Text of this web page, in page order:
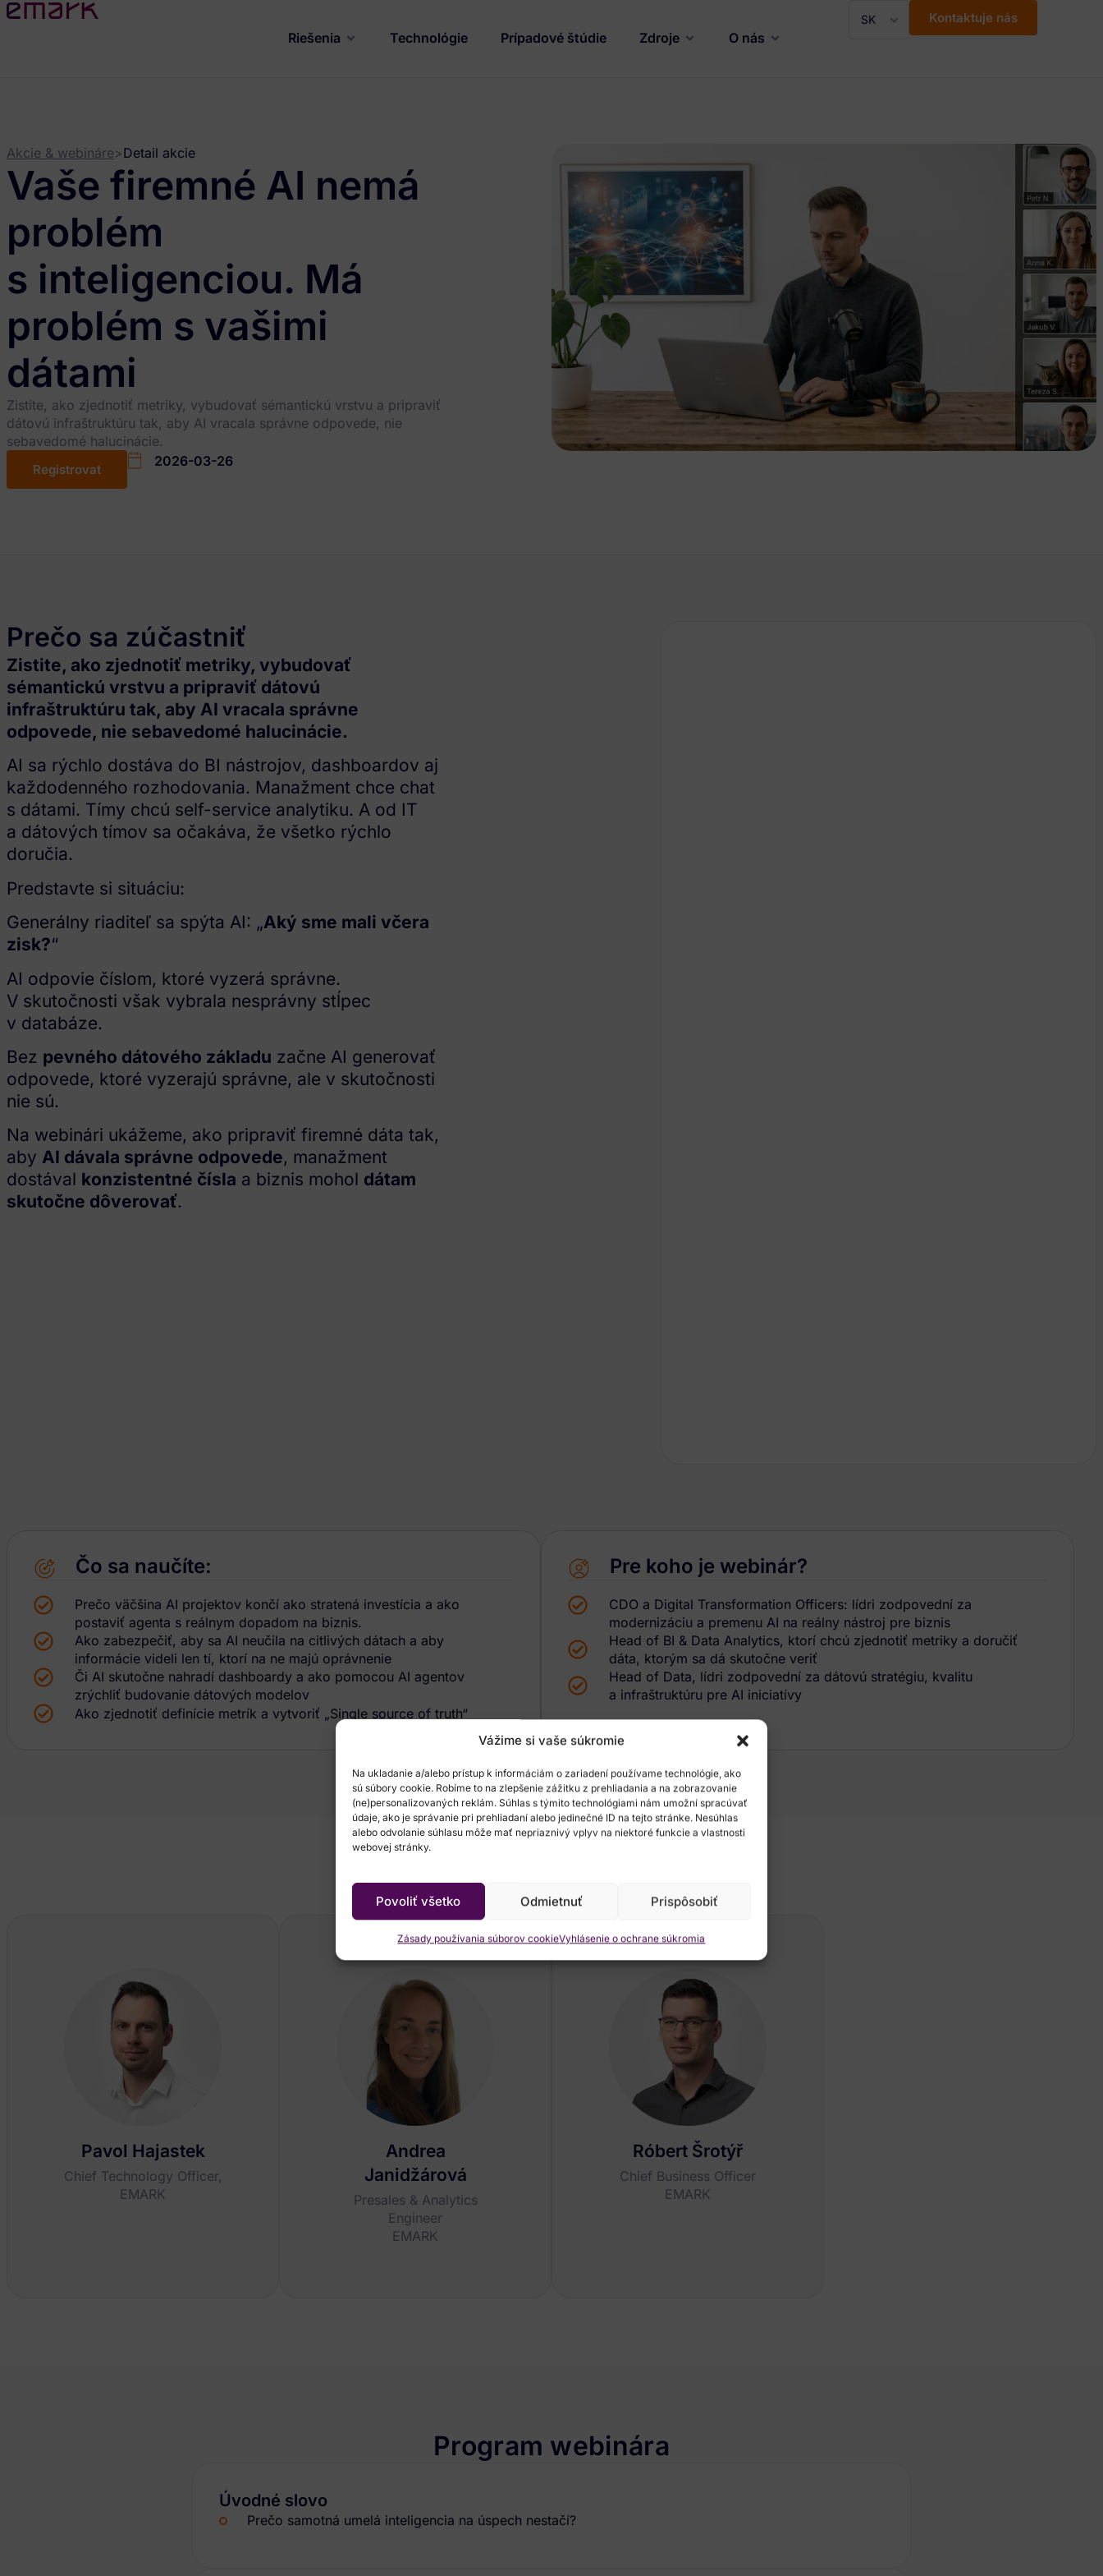
Vážime si vaše súkromie
Na ukladanie a/alebo prístup k informáciám o zariadení používame technológie, ako
sú súbory cookie. Robíme to na zlepšenie zážitku z prehliadania a na zobrazovanie
(ne)personalizovaných reklám. Súhlas s týmito technológiami nám umožní spracúvať
údaje, ako je správanie pri prehliadaní alebo jedinečné ID na tejto stránke. Nesúhlas
alebo odvolanie súhlasu môže mať nepriaznivý vplyv na niektoré funkcie a vlastnosti
webovej stránky.
Povoliť všetko Odmietnuť Prispôsobiť
Zásady používania súborov cookieVyhlásenie o ochrane súkromia
Riešenia Technológie Prípadové štúdie Zdroje O nás
SK Kontaktuje nás
Akcie & webináre>Detail akcie
Vaše firemné AI nemá
problém
s inteligenciou. Má
problém s vašimi
dátami
Zistite, ako zjednotiť metriky, vybudovať sémantickú vrstvu a pripraviť
dátovú infraštruktúru tak, aby AI vracala správne odpovede, nie
sebavedomé halucinácie.
Registrovat
2026-03-26
Prečo sa zúčastniť
Zistite, ako zjednotiť metriky, vybudovať
sémantickú vrstvu a pripraviť dátovú
infraštruktúru tak, aby AI vracala správne
odpovede, nie sebavedomé halucinácie.
AI sa rýchlo dostáva do BI nástrojov, dashboardov aj
každodenného rozhodovania. Manažment chce chat
s dátami. Tímy chcú self-service analytiku. A od IT
a dátových tímov sa očakáva, že všetko rýchlo
doručia.
Predstavte si situáciu:
Generálny riaditeľ sa spýta AI: „Aký sme mali včera
zisk?“
AI odpovie číslom, ktoré vyzerá správne.
V skutočnosti však vybrala nesprávny stĺpec
v databáze.
Bez pevného dátového základu začne AI generovať
odpovede, ktoré vyzerajú správne, ale v skutočnosti
nie sú.
Na webinári ukážeme, ako pripraviť firemné dáta tak,
aby AI dávala správne odpovede, manažment
dostával konzistentné čísla a biznis mohol dátam
skutočne dôverovať.
Čo sa naučíte:
Prečo väčšina AI projektov končí ako stratená investícia a ako
postaviť agenta s reálnym dopadom na biznis.
Ako zabezpečiť, aby sa AI neučila na citlivých dátach a aby
informácie videli len tí, ktorí na ne majú oprávnenie
Či AI skutočne nahradí dashboardy a ako pomocou AI agentov
zrýchliť budovanie dátových modelov
Ako zjednotiť definície metrík a vytvoriť „Single source of truth“
Pre koho je webinár?
CDO a Digital Transformation Officers: lídri zodpovední za
modernizáciu a premenu AI na reálny nástroj pre biznis
Head of BI & Data Analytics, ktorí chcú zjednotiť metriky a doručiť
dáta, ktorým sa dá skutočne veriť
Head of Data, lídri zodpovední za dátovú stratégiu, kvalitu
a infraštruktúru pre AI iniciatívy
Spíkri
Pavol Hajastek
Chief Technology Officer,
EMARK
Andrea
Janidžárová
Presales & Analytics
Engineer
EMARK
Róbert Šrotýř
Chief Business Officer
EMARK
Program webinára
Úvodné slovo
Prečo samotná umelá inteligencia na úspech nestačí?